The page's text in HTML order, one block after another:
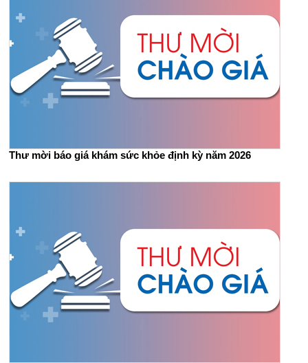
Thư mời báo giá khám sức khỏe định kỳ năm 2026